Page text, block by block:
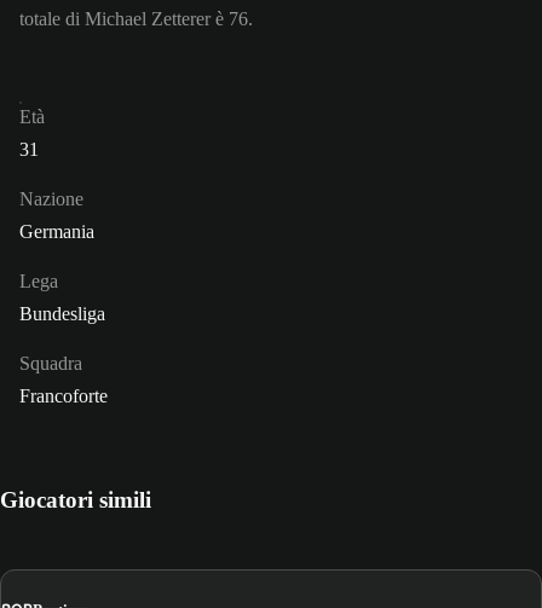
totale di Michael Zetterer è 76.
Età
31
Nazione
Germania
Lega
Bundesliga
Squadra
Francoforte
Giocatori simili